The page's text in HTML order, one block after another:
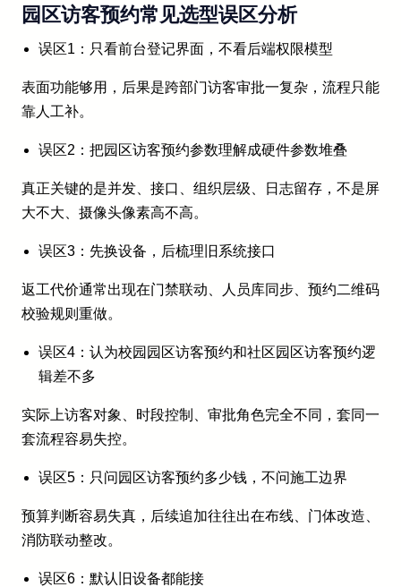
园区访客预约常见选型误区分析
误区1：只看前台登记界面，不看后端权限模型
表面功能够用，后果是跨部门访客审批一复杂，流程只能
靠人工补。
误区2：把园区访客预约参数理解成硬件参数堆叠
真正关键的是并发、接口、组织层级、日志留存，不是屏
大不大、摄像头像素高不高。
误区3：先换设备，后梳理旧系统接口
返工代价通常出现在门禁联动、人员库同步、预约二维码
校验规则重做。
误区4：认为校园园区访客预约和社区园区访客预约逻
辑差不多
实际上访客对象、时段控制、审批角色完全不同，套同一
套流程容易失控。
误区5：只问园区访客预约多少钱，不问施工边界
预算判断容易失真，后续追加往往出在布线、门体改造、
消防联动整改。
误区6：默认旧设备都能接